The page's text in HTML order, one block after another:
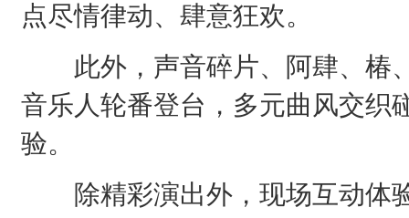
点尽情律动、肆意狂欢。
此外，声音碎片、阿肆、椿
音乐人轮番登台，多元曲风交织
验。
除精彩演出外，现场互动体